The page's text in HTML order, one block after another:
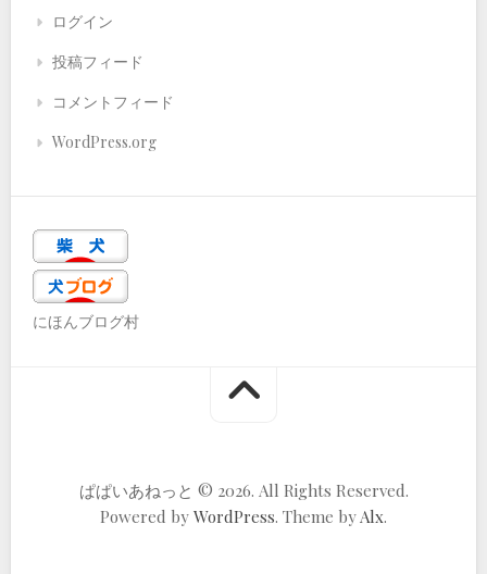
ログイン
投稿フィード
コメントフィード
WordPress.org
にほんブログ村
ぱぱいあねっと © 2026. All Rights Reserved.
Powered by WordPress. Theme byAlx.